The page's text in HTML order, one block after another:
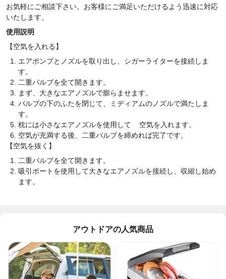
お気軽にご相談下さい。お客様にご満足いただけるよう迅速に対応
いたします。
使用説明
【空気を入れる】
エアポンプとノズルを取り出し、シガーライターを接続しま
す。
二重バルブを全て開きます。
まず、大きなエアノズルで膨らませます。
バルブの下のふたを閉じて、ミディアムのノズルで満たしま
す。
枕には小さなエアノズルを使用して
空気を入れます。
空気が充満する後、 二重バルブを締めれば完了です。
【空気を抜く】
二重バルブを全て開きます。
吸引ポートを使用して大きなエアノズルを接続し、収縮し始め
ます。
アウトドアの人気商品